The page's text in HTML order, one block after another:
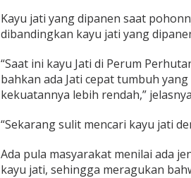
p
a
?
Kayu jati yang dipanen saat
dibandingkan kayu jati yang
“Saat ini kayu Jati di Perum
bahkan ada Jati cepat tumbuh
kekuatannya lebih rendah,”
“Sekarang sulit mencari kayu jati
Ada pula masyarakat menilai ada
kayu jati, sehingga meragukan